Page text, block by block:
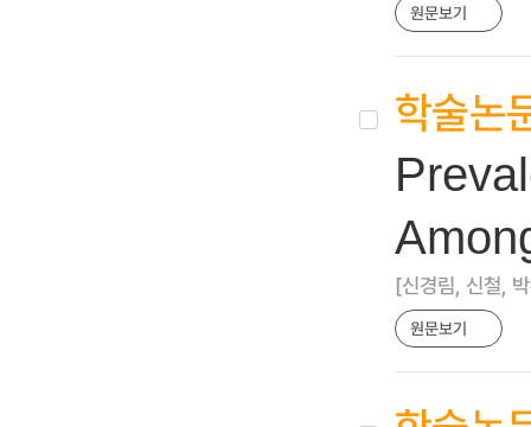
원문보기
학술논
[신경림, 신철,
원문보기